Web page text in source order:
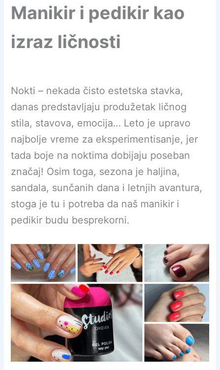
Manikir i pedikir kao
izraz ličnosti
Nokti – nekada čisto estetska stavka,
danas predstavljaju produžetak ličnog
stila, stavova, emocija… Leto je upravo
najbolje vreme za eksperimentisanje, jer
tada boje na noktima dobijaju poseban
značaj! Osim toga, sezona je haljina,
sandala, sunčanih dana i letnjih avantura,
stoga je tu i potreba da naš manikir i
pedikir budu besprekorni.